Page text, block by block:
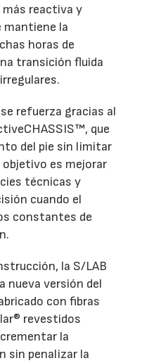
más reactiva y
mantiene la
horas de
transición fluida
refuerza gracias al
que
del pie sin limitar
es mejorar
técnicas y
cuando el
constantes de
la S/LAB
nueva versión del
con fibras
revestidos
la
sin penalizar la